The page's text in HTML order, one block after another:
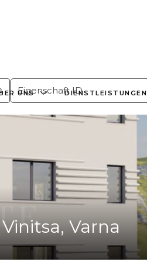
UNS DIENSTLEISTUNGEN
Varna